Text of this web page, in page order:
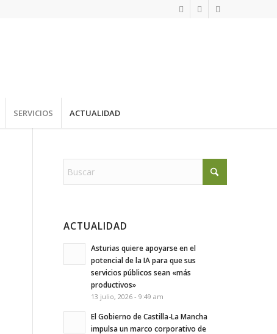
SERVICIOS ACTUALIDAD
ACTUALIDAD
Asturias quiere apoyarse en el
potencial de la IA para que sus
servicios públicos sean «más
productivos»
13 julio, 2026 - 9:49 am
El Gobierno de Castilla-La Mancha
impulsa un marco corporativo de